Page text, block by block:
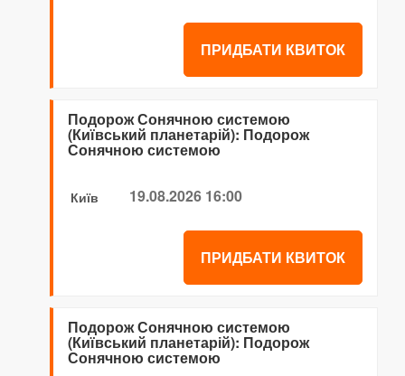
ПРИДБАТИ КВИТОК
Подорож Сонячною системою
(Київський планетарій): Подорож
Сонячною системою
Київ 19.08.2026 16:00
ПРИДБАТИ КВИТОК
Подорож Сонячною системою
(Київський планетарій): Подорож
Сонячною системою